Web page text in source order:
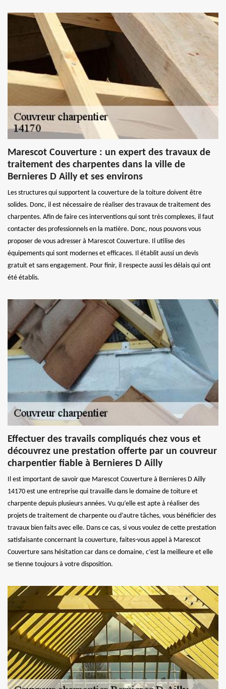
Marescot Couverture : un expert des travaux de
traitement des charpentes dans la ville de
Bernieres D Ailly et ses environs
Les structures qui supportent la couverture de la toiture doivent être
solides. Donc, il est nécessaire de réaliser des travaux de traitement des
charpentes. Afin de faire ces interventions qui sont très complexes, il faut
contacter des professionnels en la matière. Donc, nous pouvons vous
proposer de vous adresser à Marescot Couverture. Il utilise des
équipements qui sont modernes et efficaces. Il établit aussi un devis
gratuit et sans engagement. Pour finir, il respecte aussi les délais qui ont
été établis.
Effectuer des travails compliqués chez vous et
découvrez une prestation offerte par un couvreur
charpentier fiable à Bernieres D Ailly
Il est important de savoir que Marescot Couverture à Bernieres D Ailly
14170 est une entreprise qui travaille dans le domaine de toiture et
charpente depuis plusieurs années. Vu qu’elle est apte à réaliser des
projets de traitement de charpente ou d’autre tâches, vous bénéficier des
travaux bien faits avec elle. Dans ce cas, si vous voulez de cette prestation
satisfaisante concernant la couverture, faites-vous appel à Marescot
Couverture sans hésitation car dans ce domaine, c’est la meilleure et elle
se tienne toujours à votre disposition.